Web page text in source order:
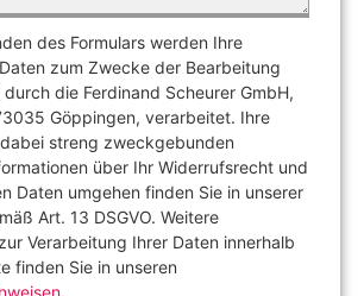
des Formulars werden Ihre
zum Zwecke der Bearbeitung
die Ferdinand Scheurer GmbH,
Göppingen, verarbeitet. Ihre
streng zweckgebunden
über Ihr Widerrufsrecht und
Daten umgehen finden Sie in unserer
Art. 13 DSGVO. Weitere
Verarbeitung Ihrer Daten innerhalb
finden Sie in unseren